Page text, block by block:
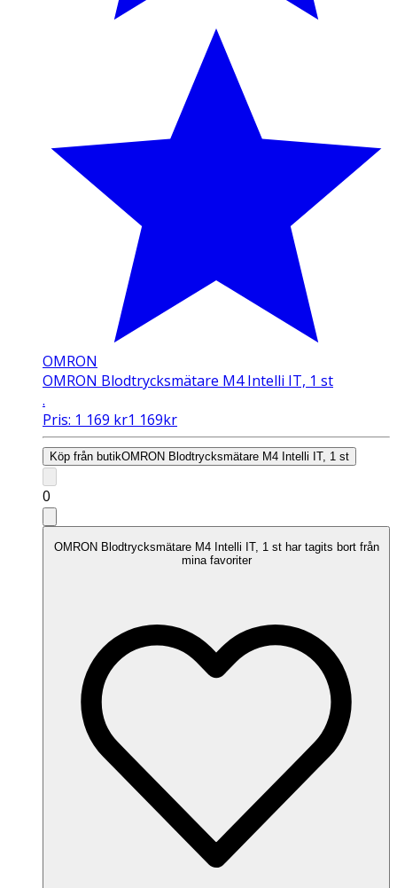
OMRON
OMRON Blodtrycksmätare M4 Intelli IT, 1 st
.
Pris: 1 169 kr1 169kr
Köp från butikOMRON Blodtrycksmätare M4 Intelli IT, 1 st
0
OMRON Blodtrycksmätare M4 Intelli IT, 1 st har tagits bort från
mina favoriter